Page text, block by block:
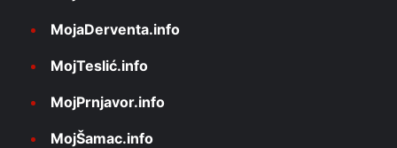
MojaDerventa.info
MojTeslić.info
MojPrnjavor.info
MojŠamac.info